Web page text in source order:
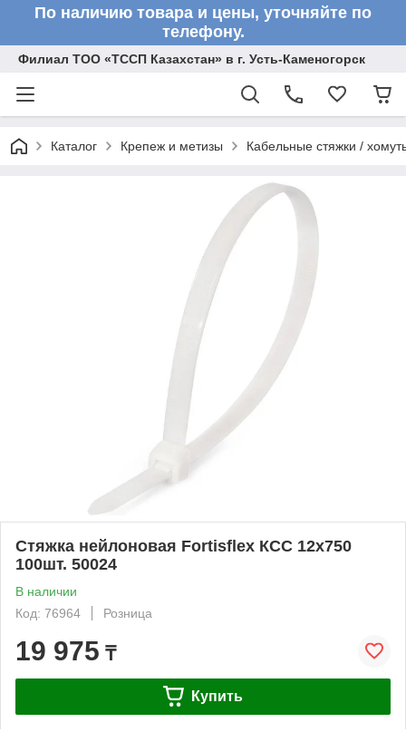
По наличию товара и цены, уточняйте по
телефону.
Филиал ТОО «ТССП Казахстан» в г. Усть-Каменогорск
Каталог Крепеж и метизы Кабельные стяжки /
Стяжка нейлоновая Fortisflex КСС 12х750
100шт. 50024
В наличии
Код: 76964
Розница
19 975 ₸
Купить